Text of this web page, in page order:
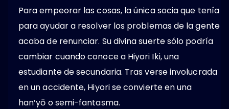
Para empeorar las cosas, la única socia que tenía
para ayudar a resolver los problemas de la gente
acaba de renunciar. Su divina suerte sólo podría
cambiar cuando conoce a Hiyori Iki, una
estudiante de secundaria. Tras verse involucrada
en un accidente, Hiyori se convierte en una
han’yō o semi-fantasma.